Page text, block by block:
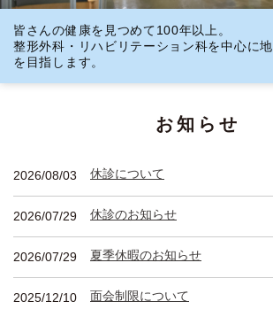
皆さんの健康を見つめて100年以上。
整形外科・リハビリテーション科を中心に
を目指します。
お知らせ
2026/08/03 休診について
2026/07/29 休診のお知らせ
2026/07/29 夏季休暇のお知らせ
2025/12/10 面会制限について